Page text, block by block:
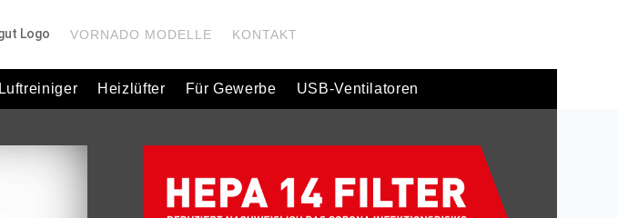
VORNADO MODELLE KONTAKT
Luftreiniger Heizlüfter Für Gewerbe USB-Ventilatoren